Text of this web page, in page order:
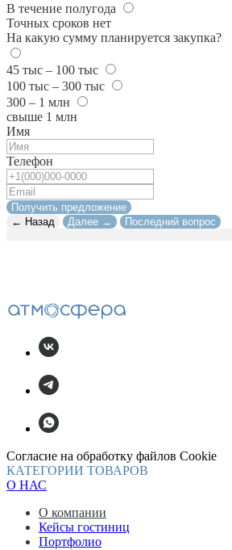
В течение полугода
Точных сроков нет
На какую сумму планируется закупка?
45 тыс – 100 тыс
100 тыс – 300 тыс
300 – 1 млн
свыше 1 млн
Имя
Телефон
Получить предложение
← Назад
Далее → Последний вопрос
Согласие на обработку файлов Cookie
КАТЕГОРИИ ТОВАРОВ
О НАС
О компании
Кейсы гостиниц
Портфолио